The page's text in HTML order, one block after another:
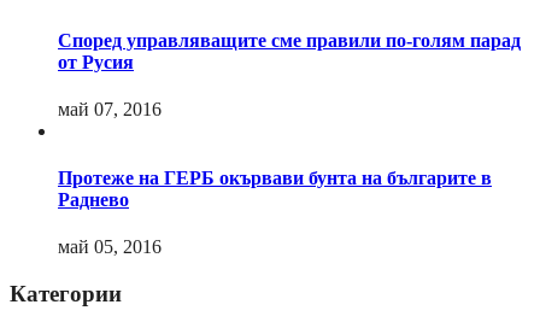
Според управляващите сме правили по-голям парад
от Русия
май 07, 2016
Протеже на ГЕРБ окървави бунта на българите в
Раднево
май 05, 2016
Категории